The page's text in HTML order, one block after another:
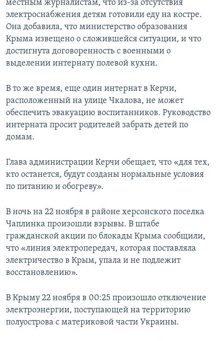
местным журналистам, что из-за отсутствия
электроснабжения детям готовили еду на костре.
Она добавила, что министерство образования
Крыма извещено о сложившейся ситуации, и что
достигнута договоренность с военными о
выделении интернату полевой кухни.
В то же время, еще один интернат в Керчи,
расположенный на улице Чкалова, не может
обеспечить эвакуацию воспитанников. Руководство
интерната просит родителей забрать детей по
домам.
Глава администрации Керчи обещает, что «для тех,
кто останется, будут созданы нормальные условия
по питанию и обогреву».
В ночь на 22 ноября в районе херсонского поселка
Чаплинка произошли взрывы. В штабе
гражданской акции по блокады Крыма сообщили,
что «линия электропередач, которая поставляла
электричество в Крым, упала и не подлежит
восстановлению».
В Крыму 22 ноября в 00:25 произошло отключение
электроэнергии, поступающей на территорию
полуострова с материковой части Украины.